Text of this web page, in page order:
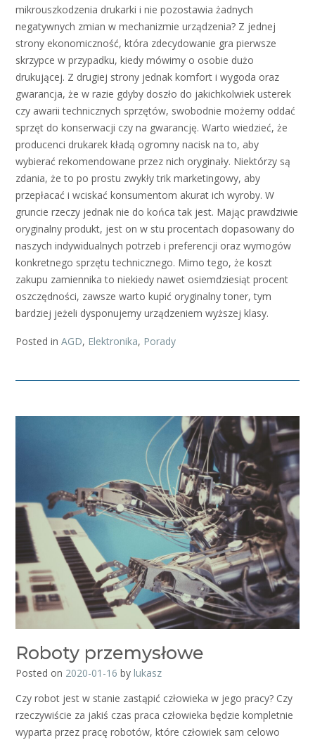
mikrouszkodzenia drukarki i nie pozostawia żadnych
negatywnych zmian w mechanizmie urządzenia? Z jednej
strony ekonomiczność, która zdecydowanie gra pierwsze
skrzypce w przypadku, kiedy mówimy o osobie dużo
drukującej. Z drugiej strony jednak komfort i wygoda oraz
gwarancja, że w razie gdyby doszło do jakichkolwiek usterek
czy awarii technicznych sprzętów, swobodnie możemy oddać
sprzęt do konserwacji czy na gwarancję. Warto wiedzieć, że
producenci drukarek kładą ogromny nacisk na to, aby
wybierać rekomendowane przez nich oryginały. Niektórzy są
zdania, że to po prostu zwykły trik marketingowy, aby
przepłacać i wciskać konsumentom akurat ich wyroby. W
gruncie rzeczy jednak nie do końca tak jest. Mając prawdziwie
oryginalny produkt, jest on w stu procentach dopasowany do
naszych indywidualnych potrzeb i preferencji oraz wymogów
konkretnego sprzętu technicznego. Mimo tego, że koszt
zakupu zamiennika to niekiedy nawet osiemdziesiąt procent
oszczędności, zawsze warto kupić oryginalny toner, tym
bardziej jeżeli dysponujemy urządzeniem wyższej klasy.
Posted in AGD, Elektronika, Porady
Roboty przemysłowe
Posted on 2020-01-16 by lukasz
Czy robot jest w stanie zastąpić człowieka w jego pracy? Czy
rzeczywiście za jakiś czas praca człowieka będzie kompletnie
wyparta przez pracę robotów, które człowiek sam celowo